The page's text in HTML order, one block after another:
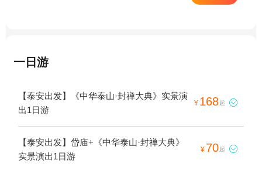
一日游
【泰安出发】《中华泰山·封禅大典》实景演
出1日游
¥ 168起 
【泰安出发】岱庙+《中华泰山·封禅大典》
实景演出1日游
¥ 70起 